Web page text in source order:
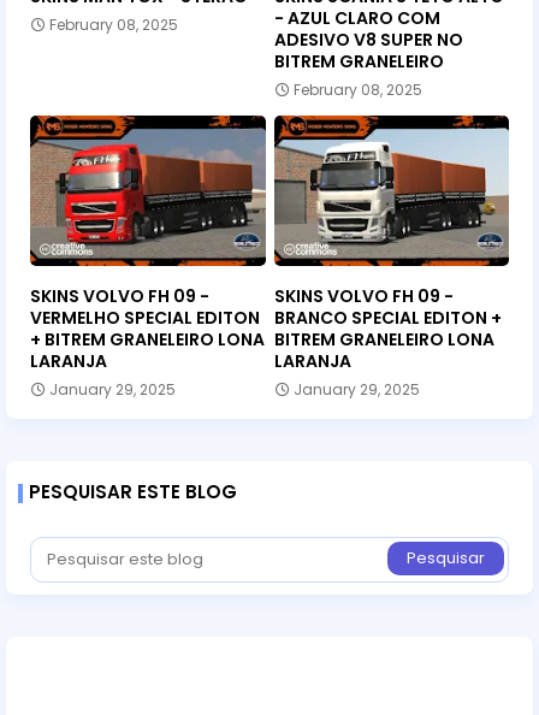
February 08, 2025
- AZUL CLARO COM
ADESIVO V8 SUPER NO
BITREM GRANELEIRO
February 08, 2025
SKINS VOLVO FH 09 -
VERMELHO SPECIAL EDITON
+ BITREM GRANELEIRO LONA
LARANJA
January 29, 2025
SKINS VOLVO FH 09 -
BRANCO SPECIAL EDITON +
BITREM GRANELEIRO LONA
LARANJA
January 29, 2025
PESQUISAR ESTE BLOG